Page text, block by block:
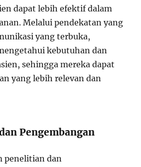
dapat lebih efektif dalam
Melalui pendekatan yang
yang terbuka,
kebutuhan dan
sehingga mereka dapat
yang lebih relevan dan
Pengembangan
penelitian dan